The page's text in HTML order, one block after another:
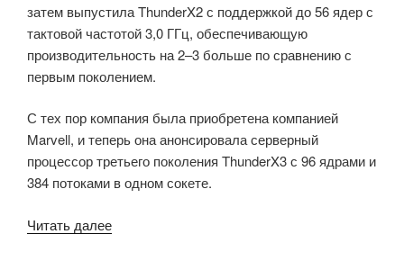
затем выпустила ThunderX2 с поддержкой до 56 ядер с
тактовой частотой 3,0 ГГц, обеспечивающую
производительность на 2–3 больше по сравнению с
первым поколением.
С тех пор компания была приобретена компанией
Marvell, и теперь она анонсировала серверный
процессор третьего поколения ThunderX3 с 96 ядрами и
384 потоками в одном сокете.
Читать далее«Серверный